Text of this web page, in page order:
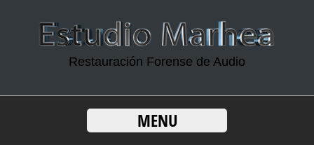
Restauración Forense de Audio
MENU